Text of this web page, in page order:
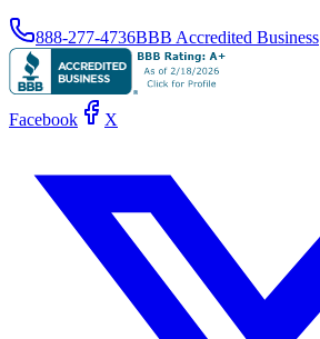
888-277-4736BBB Accredited Business
Facebook X